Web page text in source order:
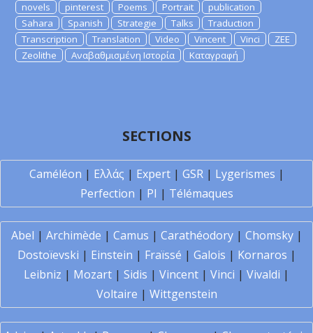
novels
pinterest Poems Portrait
publication
Sahara
Spanish Strategie Talks
Traduction
Transcription
Translation Video Vincent Vinci
ZEE
Zeolithe
Αναβαθμισμένη Ιστορία Καταγραφή
SECTIONS
Caméléon | Ελλάς | Expert| GSR| Lygerismes |
Perfection | PI | Télémaques
Abel | Archimède | Camus | Carathéodory| Chomsky|
Dostoïevski | Einstein | Fraïssé | Galois | Kornaros |
Leibniz | Mozart | Sidis | Vincent | Vinci | Vivaldi |
Voltaire | Wittgenstein